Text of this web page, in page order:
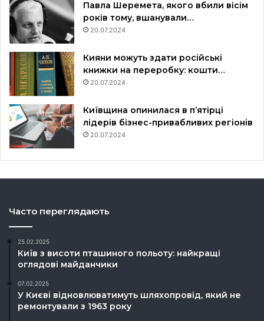
Павла Шеремета, якого вбили вісім
років тому, вшанували…
20.07.2024
Кияни можуть здати російські
книжки на переробку: кошти…
20.07.2024
Київщина опинилася в пʼятірці
лідерів бізнес-привабливих регіонів
20.07.2024
Часто переглядають
25.02.2025
Київ з висоти пташиного польоту: найкращі
оглядові майданчики
07.02.2025
У Києві відновлюватимуть шляхопровід, який не
ремонтували з 1963 року